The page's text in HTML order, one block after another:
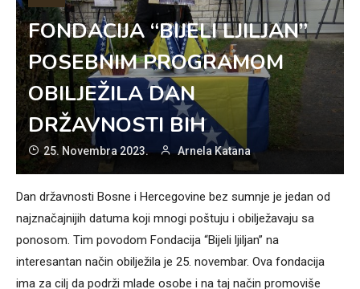
FONDACIJA “BIJELI LJILJAN”
POSEBNIM PROGRAMOM
OBILJEŽILA DAN
DRŽAVNOSTI BIH
25. Novembra 2023. Arnela Katana
Dan državnosti Bosne i Hercegovine bez sumnje je jedan od
najznačajnijih datuma koji mnogi poštuju i obilježavaju sa
ponosom. Tim povodom Fondacija “Bijeli ljiljan” na
interesantan način obilježila je 25. novembar. Ova fondacija
ima za cilj da podrži mlade osobe i na taj način promoviše